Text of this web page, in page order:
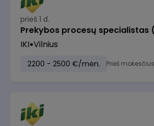
prieš 1 d.
Prekybos procesų specialistas
IKI Vilnius
2200 - 2500 €/mėn. Prieš mokesčius